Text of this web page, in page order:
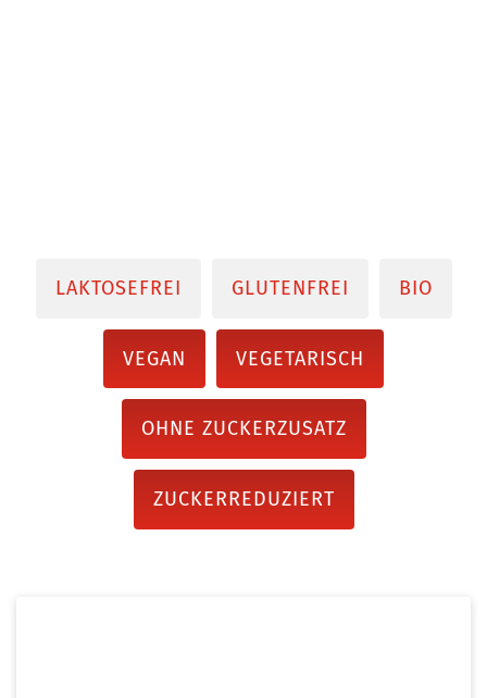
LAKTOSEFREI GLUTENFREI BIO
VEGAN VEGETARISCH
OHNE ZUCKERZUSATZ
ZUCKERREDUZIERT